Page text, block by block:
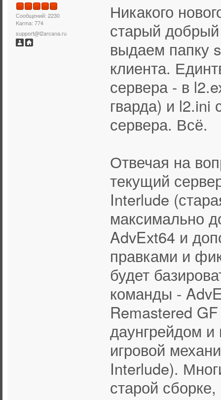
Сообщений: 2230
Karma: 774
support@l2arcana.ru
Никакого
старый
выдаем папку
клиента.
сервера - в
гварда) и l2.ini
сервера. Всё.
Отвечая на
текущий
Interlude
максимально
AdvExt64 и
правками и
будет
команды -
Remastered
даунгрейдом и
игровой
Interlude).
старой